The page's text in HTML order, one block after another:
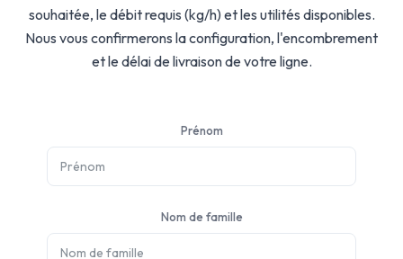
souhaitée, le débit requis (kg/h) et les utilités disponibles.
Nous vous confirmerons la configuration, l'encombrement
et le délai de livraison de votre ligne.
Prénom
Nom de famille